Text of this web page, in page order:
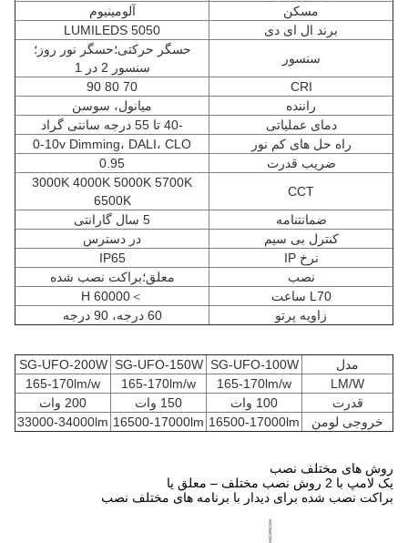
مسکن
آلومینیوم
برند ال ای دی
LUMILEDS 5050
سنسور
حسگر حرکتی؛حسگر نور روز؛
سنسور 2 در 1
CRI
70 80 90
راننده
میانول، سوسن
دمای عملیاتی
-40 تا 55 درجه سانتی گراد
راه حل های کم نور
0-10v Dimming، DALI، CLO
ضریب قدرت
0.95
CCT
3000K 4000K 5000K 5700K
6500K
ضمانتنامه
5 سال گارانتی
کنترل بی سیم
در دسترس
نرخ IP
IP65
نصب
معلق؛براکت نصب شده
L70 ساعت
＞60000 H
زاویه پرتو
60 درجه، 90 درجه
مدل SG-UFO-100W
SG-UFO-150W
SG-UFO-200W
LM/W
165-170lm/w
165-170lm/w
165-170lm/w
قدرت
100 وات 150 وات
200 وات
خروجی لومن
16500-17000lm
16500-17000lm
33000-34000lm
روش های مختلف نصب
یک لامپ با 2 روش نصب مختلف – معلق یا
براکت نصب شده برای دیدار با برنامه های مختلف نصب